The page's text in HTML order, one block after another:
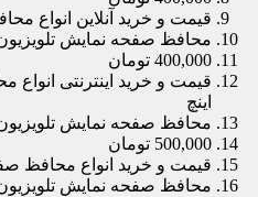
قیمت و خرید آنلاین انواع محافظ
محافظ صفحه نمایش تلویزیون 43
400,000 تومان
اینچ
محافظ صفحه نمایش تلویزیون 46
500,000 تومان
قیمت و خرید انواع محافظ صفحه
محافظ صفحه نمایش تلویزیون 48